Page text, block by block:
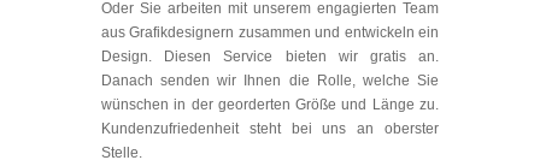
Oder Sie arbeiten mit unserem engagierten Team
aus Grafikdesignern zusammen und entwickeln ein
Design. Diesen Service bieten wir gratis an.
Danach senden wir Ihnen die Rolle, welche Sie
wünschen in der georderten Größe und Länge zu.
Kundenzufriedenheit steht bei uns an oberster
Stelle.